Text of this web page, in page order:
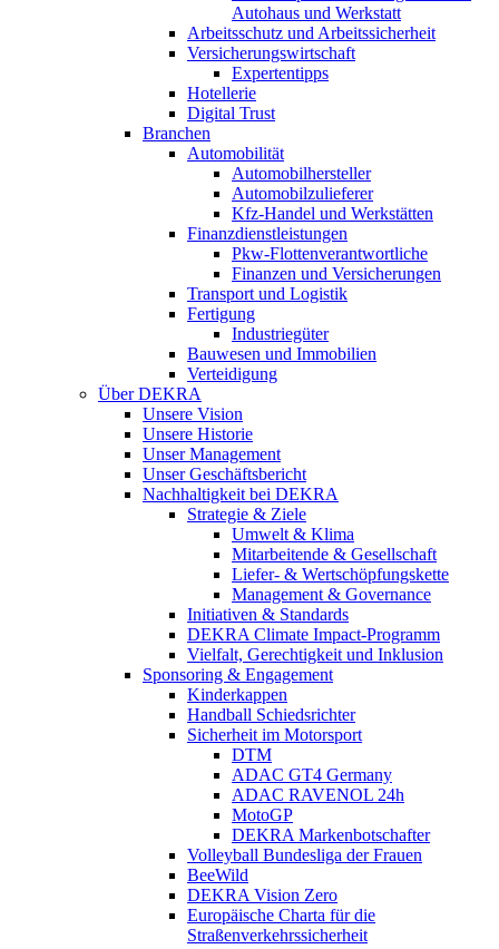
Autohaus und Werkstatt
Arbeitsschutz und Arbeitssicherheit
Versicherungswirtschaft
Expertentipps
Hotellerie
Digital Trust
Branchen
Automobilität
Automobilhersteller
Automobilzulieferer
Kfz-Handel und Werkstätten
Finanzdienstleistungen
Pkw‑Flottenverantwortliche
Finanzen und Versicherungen
Transport und Logistik
Fertigung
Industriegüter
Bauwesen und Immobilien
Verteidigung
Über DEKRA
Unsere Vision
Unsere Historie
Unser Management
Unser Geschäftsbericht
Nachhaltigkeit bei DEKRA
Strategie & Ziele
Umwelt & Klima
Mitarbeitende & Gesellschaft
Liefer- & Wertschöpfungskette
Management & Governance
Initiativen & Standards
DEKRA Climate Impact-Programm
Vielfalt, Gerechtigkeit und Inklusion​
Sponsoring & Engagement
Kinderkappen
Handball Schiedsrichter
Sicherheit im Motorsport
DTM
ADAC GT4 Germany
ADAC RAVENOL 24h
MotoGP
DEKRA Markenbotschafter
Volleyball Bundesliga der Frauen
BeeWild
DEKRA Vision Zero
Europäische Charta für die
Straßenverkehrssicherheit